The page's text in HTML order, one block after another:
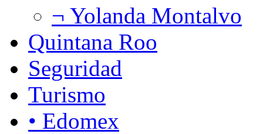
¬ Yolanda Montalvo
Quintana Roo
Seguridad
Turismo
• Edomex